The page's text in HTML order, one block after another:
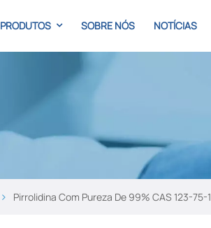
PRODUTOS SOBRE NÓS NOTÍCIAS
Pirrolidina Com Pureza De 99% CAS 123-75-1